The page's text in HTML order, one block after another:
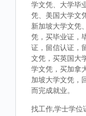
学文凭、大学毕
凭、美国大学文
新加坡大学文凭
凭，买毕业证，
证，留信认证，
文凭，买英国大
学文凭，买加拿
加坡大学文凭，
而完成就业。
找工作,学士学位